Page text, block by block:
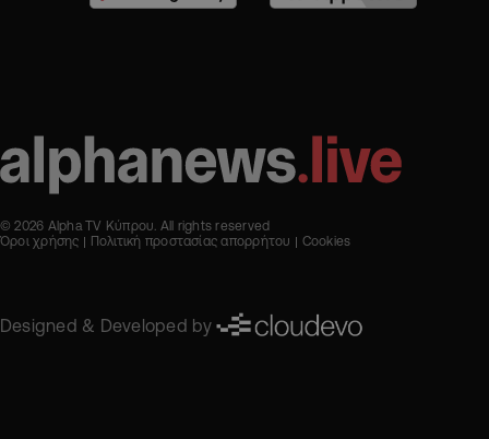
© 2026 Alpha TV Κύπρου. All rights reserved
Όροι χρήσης
Πολιτική προστασίας απορρήτου Cookies
Designed & Developed by